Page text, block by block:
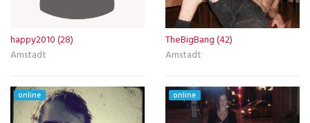
happy2010 (28)
Arnstadt
TheBigBang (42)
Arnstadt
online online